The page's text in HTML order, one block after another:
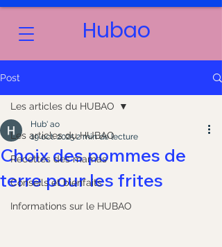
Hubao
Post
Les articles du HUBAO
Recettes des mamas
Conseils et bienfaits
Informations sur le HUBAO
Les articles du HUBAO
Choix des pommes de
terre pour les frites
Hub' ao
19 oct. 20252 min de lecture